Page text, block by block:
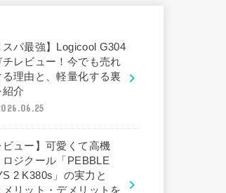
スパ最強】Logicool G304
チレビュー！今でも売れ
る理由と、軽量化する裏
紹介
ビュー】可愛くて高機
ロジクール「PEBBLE
2 K380s」の実力と
メリット・デメリットを